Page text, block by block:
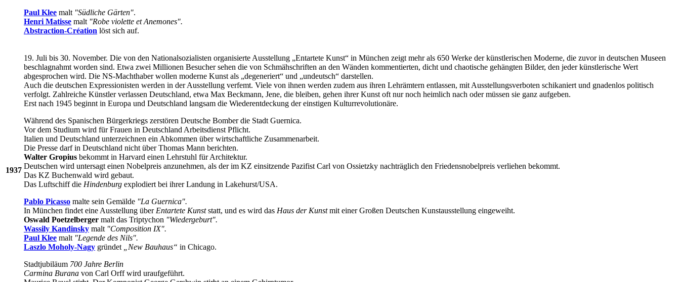
Paul Klee malt "Südliche Gärten".
Henri Matisse malt "Robe violette et Anemones".
Abstraction-Création löst sich auf.
1937
19. Juli bis 30. November. Die von den Nationalsozialisten organisierte Ausstellung „Entartete Kunst“ in München zeigt mehr als 650 Werke der künstlerischen Moderne, die zuvor in deutschen Museen
beschlagnahmt worden sind. Etwa zwei Millionen Besucher sehen die von Schmähschriften an den Wänden kommentierten, dicht und chaotische gehängten Bilder, den jeder künstlerische Wert
abgesprochen wird. Die NS-Machthaber wollen moderne Kunst als „degeneriert“ und „undeutsch“ darstellen.
Auch die deutschen Expressionisten werden in der Ausstellung verfemt. Viele von ihnen werden zudem aus ihren Lehrämtern entlassen, mit Ausstellungsverboten schikaniert und gnadenlos politisch
verfolgt. Zahlreiche Künstler verlassen Deutschland, etwa Max Beckmann, Jene, die bleiben, gehen ihrer Kunst oft nur noch heimlich nach oder müssen sie ganz aufgeben.
Erst nach 1945 beginnt in Europa und Deutschland langsam die Wiederentdeckung der einstigen Kulturrevolutionäre.
Während des Spanischen Bürgerkriegs zerstören Deutsche Bomber die Stadt Guernica.
Vor dem Studium wird für Frauen in Deutschland Arbeitsdienst Pflicht.
Italien und Deutschland unterzeichnen ein Abkommen über wirtschaftliche Zusammenarbeit.
Die Presse darf in Deutschland nicht über Thomas Mann berichten.
Walter Gropius bekommt in Harvard einen Lehrstuhl für Architektur.
Deutschen wird untersagt einen Nobelpreis anzunehmen, als der im KZ einsitzende Pazifist Carl von Ossietzky nachträglich den Friedensnobelpreis verliehen bekommt.
Das KZ Buchenwald wird gebaut.
Das Luftschiff die Hindenburg explodiert bei ihrer Landung in Lakehurst/USA.
Pablo Picasso malte sein Gemälde "La Guernica".
In München findet eine Ausstellung über Entartete Kunststatt, und es wird das Haus der Kunstmit einer Großen Deutschen Kunstausstellung eingeweiht.
Oswald Poetzelberger malt das Triptychon "Wiedergeburt".
Wassily Kandinsky malt "Composition IX".
Paul Klee malt "Legende des Nils".
Laszlo Moholy-Nagy gründet „New Bauhaus“ in Chicago.
Stadtjubiläum 700 Jahre Berlin
Carmina Burana von Carl Orff wird uraufgeführt.